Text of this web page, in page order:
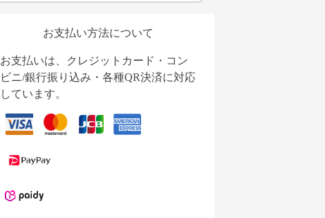
お支払い方法について
お支払いは、クレジットカード・コン
ビニ/銀行振り込み・各種QR決済に対応
しています。